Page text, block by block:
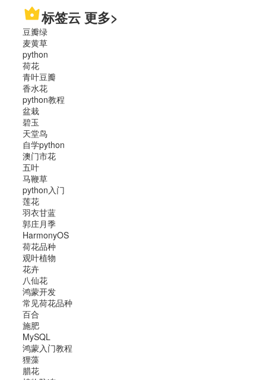
标签云 更多>
豆瓣绿
麦黄草
python
荷花
青叶豆瓣
香水花
python教程
盆栽
碧玉
天堂鸟
自学python
澳门市花
五叶
马鞭草
python入门
莲花
羽衣甘蓝
郭庄月季
HarmonyOS
荷花品种
观叶植物
花卉
八仙花
鸿蒙开发
常见荷花品种
百合
施肥
MySQL
鸿蒙入门教程
狸藻
腊花